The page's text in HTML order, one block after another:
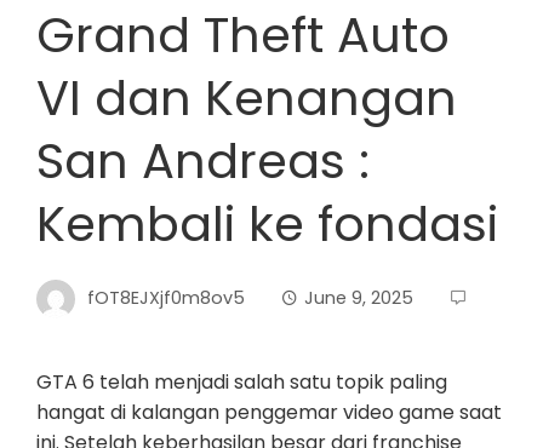
Grand Theft Auto
VI dan Kenangan
San Andreas :
Kembali ke fondasi
fOT8EJXjf0m8ov5 June 9, 2025
GTA 6 telah menjadi salah satu topik paling
hangat di kalangan penggemar video game saat